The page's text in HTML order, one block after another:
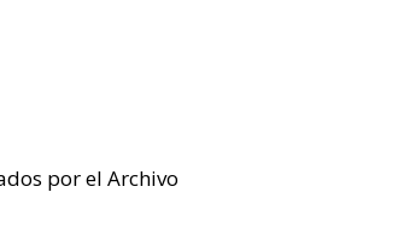
por el Archivo